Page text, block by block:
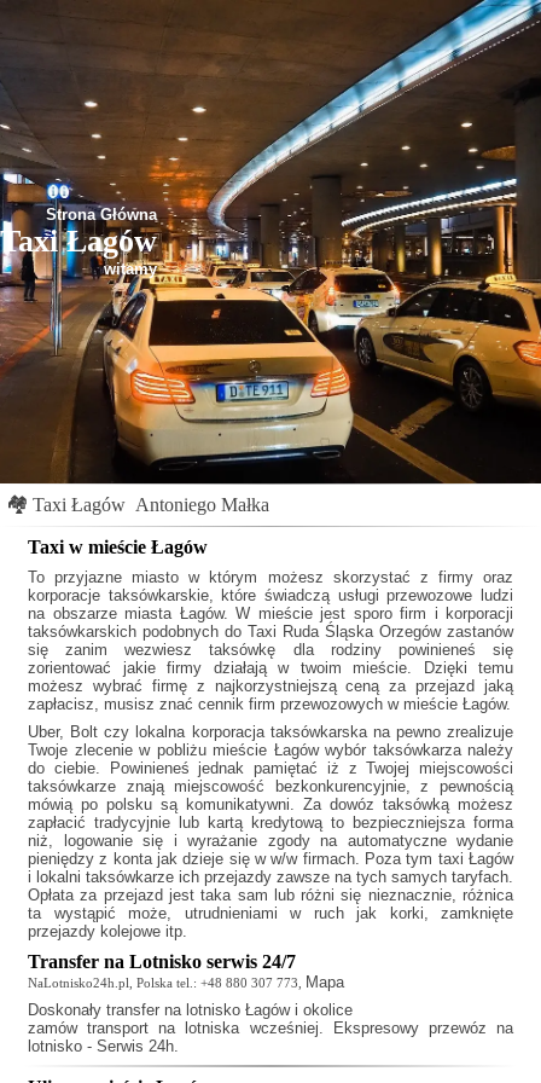
Strona Główna
Taxi Łagów
witamy
🏘 Taxi Łagów Antoniego Małka
Taxi w mieście Łagów
To przyjazne miasto w którym możesz skorzystać z firmy oraz
korporacje taksówkarskie, które świadczą usługi przewozowe ludzi
na obszarze miasta Łagów. W mieście jest sporo firm i korporacji
taksówkarskich podobnych do Taxi Ruda Śląska Orzegów zastanów
się zanim wezwiesz taksówkę dla rodziny powinieneś się
zorientować jakie firmy działają w twoim mieście. Dzięki temu
możesz wybrać firmę z najkorzystniejszą ceną za przejazd jaką
zapłacisz, musisz znać cennik firm przewozowych w mieście Łagów.
Uber, Bolt czy lokalna korporacja taksówkarska na pewno zrealizuje
Twoje zlecenie w pobliżu mieście Łagów wybór taksówkarza należy
do ciebie. Powinieneś jednak pamiętać iż z Twojej miejscowości
taksówkarze znają miejscowość bezkonkurencyjnie, z pewnością
mówią po polsku są komunikatywni. Za dowóz taksówką możesz
zapłacić tradycyjnie lub kartą kredytową to bezpieczniejsza forma
niż, logowanie się i wyrażanie zgody na automatyczne wydanie
pieniędzy z konta jak dzieje się w w/w firmach. Poza tym taxi Łagów
i lokalni taksówkarze ich przejazdy zawsze na tych samych taryfach.
Opłata za przejazd jest taka sam lub różni się nieznacznie, różnica
ta wystąpić może, utrudnieniami w ruch jak korki, zamknięte
przejazdy kolejowe itp.
Transfer na Lotnisko serwis 24/7
NaLotnisko24h.pl, Polska tel.: +48 880 307 773, Mapa
Doskonały transfer na lotnisko Łagówi okolice
zamów transport na lotniska wcześniej. Ekspresowy przewóz na
lotnisko - Serwis 24h.